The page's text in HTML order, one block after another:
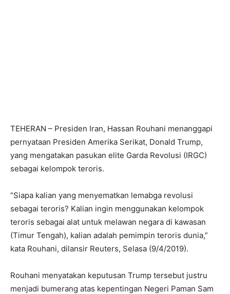
TEHERAN – Presiden Iran, Hassan Rouhani menanggapi
pernyataan Presiden Amerika Serikat, Donald Trump,
yang mengatakan pasukan elite Garda Revolusi (IRGC)
sebagai kelompok teroris.
“Siapa kalian yang menyematkan lemabga revolusi
sebagai teroris? Kalian ingin menggunakan kelompok
teroris sebagai alat untuk melawan negara di kawasan
(Timur Tengah), kalian adalah pemimpin teroris dunia,”
kata Rouhani, dilansir Reuters, Selasa (9/4/2019).
Rouhani menyatakan keputusan Trump tersebut justru
menjadi bumerang atas kepentingan Negeri Paman Sam